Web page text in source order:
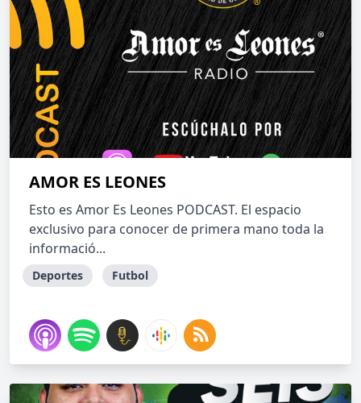
AMOR ES LEONES
Esto es Amor Es Leones PODCAST. El espacio
exclusivo para conocer de primera mano toda la
informació...
Deportes Futbol